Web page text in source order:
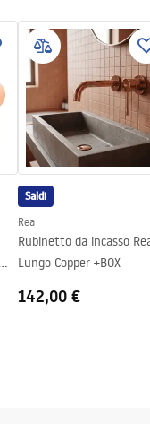
Saldi
Rea
Rubinetto da incasso
Lungo Copper +BOX
142,00 €